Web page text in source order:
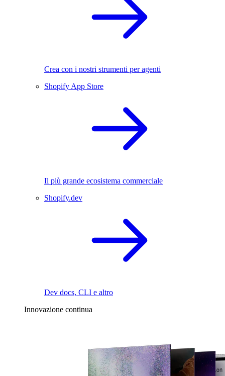
Crea con i nostri strumenti per agenti
Shopify App Store
Il più grande ecosistema commerciale
Shopify.dev
Dev docs, CLI e altro
Innovazione continua